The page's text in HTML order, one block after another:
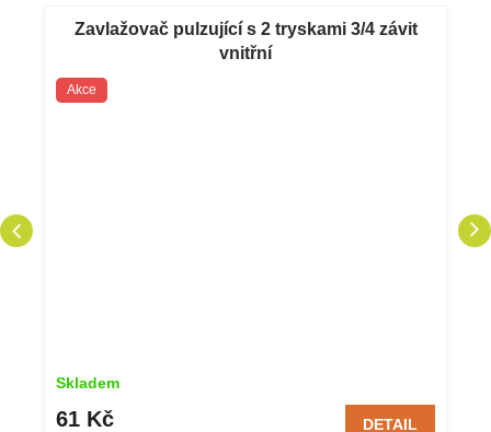
Zavlažovač pulzující s 2 tryskami 3/4 závit
vnitřní
Akce
Skladem
61 Kč DETAIL